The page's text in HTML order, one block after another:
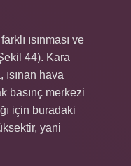
ısınması ve
44). Kara
ısınan hava
basınç merkezi
için buradaki
yani